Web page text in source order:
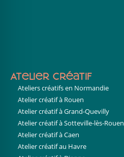
Atelier créatif
Ateliers créatifs en Normandie
Atelier créatif à Rouen
Atelier créatif à Grand-Quevilly
Atelier créatif à Sotteville-lès-Rouen
Atelier créatif à Caen
Atelier créatif au Havre